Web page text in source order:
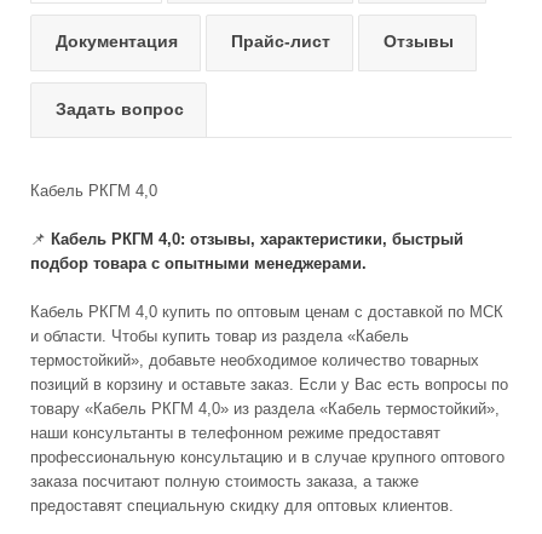
Документация Прайс-лист Отзывы
Задать вопрос
Кабель РКГМ 4,0
📌 Кабель РКГМ 4,0: отзывы, характеристики, быстрый
подбор товара с опытными менеджерами.
Кабель РКГМ 4,0 купить по оптовым ценам с доставкой по МСК
и области. Чтобы купить товар из раздела «Кабель
термостойкий», добавьте необходимое количество товарных
позиций в корзину и оставьте заказ. Если у Вас есть вопросы по
товару «Кабель РКГМ 4,0» из раздела «Кабель термостойкий»,
наши консультанты в телефонном режиме предоставят
профессиональную консультацию и в случае крупного оптового
заказа посчитают полную стоимость заказа, а также
предоставят специальную скидку для оптовых клиентов.